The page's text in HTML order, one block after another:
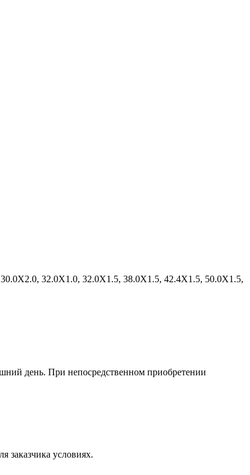
32.0X1.0, 32.0X1.5, 38.0X1.5, 42.4X1.5, 50.0X1.5,
день. При непосредственном приобретении
заказчика условиях.